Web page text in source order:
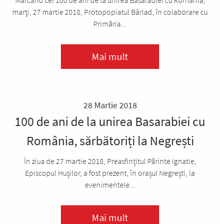
marţi, 27 martie 2018, Protopopiatul Bârlad, în colaborare cu
Primăria...
Mai mult
28 Martie 2018
100 de ani de la unirea Basarabiei cu
România, sărbătoriți la Negrești
În ziua de 27 martie 2018, Preasfințitul Părinte Ignatie,
Episcopul Hușilor, a fost prezent, în orașul Negrești, la
evenimentele...
Mai mult